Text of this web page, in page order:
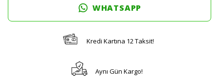
WHATSAPP
Kredi Kartına 12 Taksit!
Aynı Gün Kargo!